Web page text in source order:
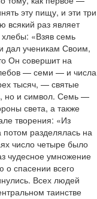
эту пищу, и эти три
всякий раз являет
хлебы: «Взяв семь
дал ученикам Своим,
Он совершит на
— семи — и числа
тысяч, — святые
но и символ. Семь —
света, а также
творения: «Из
разделялась на
число четыре было
чудесное умножение
о спасении всего
Всех людей
таинстве